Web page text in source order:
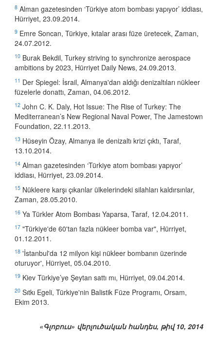
8 Alman gazetesinden ‘Türkiye atom bombası yapıyor’ iddiası,
Hürriyet, 23.09.2014.
9 Emre Soncan, Türkiye, kıtalar arası füze üretecek, Zaman,
24.07.2012.
10 Burak Bekdil, Turkey striving to synchronize aerospace
ambitions by 2023, Hürriyet Daily News, 24.09.2013.
11 Der Spiegel: İsrail, Almanya'dan aldığı denizaltıları nükleer
füzelerle donattı, Zaman, 04.06.2012.
12 John C. K. Daly, Hot Issue: The Rise of Turkey: The
Mediterranean’s New Regional Naval Power, The Jamestown
Foundation, 22.11.2013.
13 Hüseyin Özay, Almanya ile denizaltı krizi çıktı, Taraf,
13.10.2014.
14 Alman gazetesinden ‘Türkiye atom bombası yapıyor’
iddiası, Hürriyet, 23.09.2014.
15 Nükleere karşı çıkanlar ülkelerindeki silahları kaldırsınlar,
Zaman, 28.05.2010.
16 Ya Türkler Atom Bombası Yaparsa, Taraf, 12.04.2011.
17 "Türkiye'de 60'tan fazla nükleer bomba var", Hürriyet,
01.12.2011.
18 'İstanbul'da 12 milyon kişi nükleer bombanın üzerinde
oturuyor', Hürriyet, 05.04.2010.
19 Kiev Türkiye’ye Şeytan sattı mı, Hürriyet, 09.04.2014.
20 Sıtkı Egeli, Türkiye'nin Balistik Füze Programı, Orsam,
Ekim 2013.
«Գլոբուս» վերլուծական հանդես, թիվ 10, 2014